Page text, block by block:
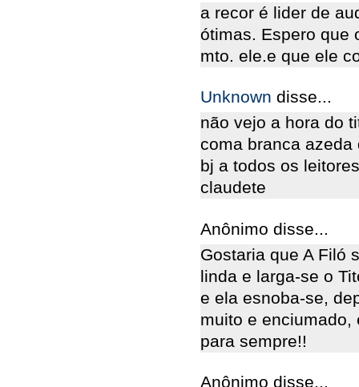
a recor é lider de
ótimas. Espero que
mto. ele.e que ele
Unknown disse...
não vejo a hora do
coma branca azeda
bj a todos os
claudete
Anônimo disse...
Gostaria que A Filó
linda e larga-se o
e ela esnoba-se,
muito e
para sempre!!
Anônimo disse...